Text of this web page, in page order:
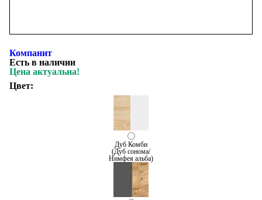
Компанит
Есть в наличии
Цена актуальна!
Цвет:
Дуб Комби
(Дуб сонома/
Нимфея альба)